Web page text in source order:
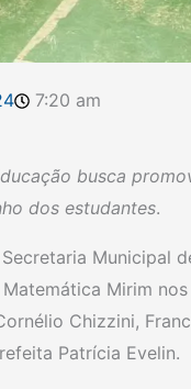
7:20 am
busca
dos estudantes.
Municipal
Mirim
Chizzini,
Patrícia Evelin.